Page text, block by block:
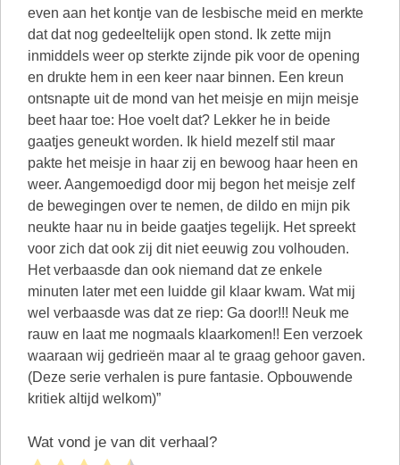
even aan het kontje van de lesbische meid en merkte
dat dat nog gedeeltelijk open stond. Ik zette mijn
inmiddels weer op sterkte zijnde pik voor de opening
en drukte hem in een keer naar binnen. Een kreun
ontsnapte uit de mond van het meisje en mijn meisje
beet haar toe: Hoe voelt dat? Lekker he in beide
gaatjes geneukt worden. Ik hield mezelf stil maar
pakte het meisje in haar zij en bewoog haar heen en
weer. Aangemoedigd door mij begon het meisje zelf
de bewegingen over te nemen, de dildo en mijn pik
neukte haar nu in beide gaatjes tegelijk. Het spreekt
voor zich dat ook zij dit niet eeuwig zou volhouden.
Het verbaasde dan ook niemand dat ze enkele
minuten later met een luidde gil klaar kwam. Wat mij
wel verbaasde was dat ze riep: Ga door!!! Neuk me
rauw en laat me nogmaals klaarkomen!! Een verzoek
waaraan wij gedrieën maar al te graag gehoor gaven.
(Deze serie verhalen is pure fantasie. Opbouwende
kritiek altijd welkom)”
Wat vond je van dit verhaal?